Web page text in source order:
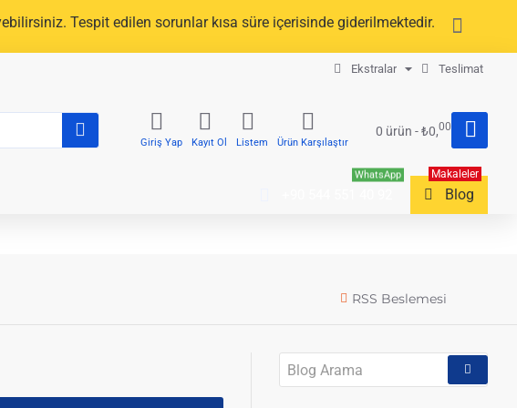
Tespit edilen sorunlar kısa süre içerisinde giderilmektedir.
Ekstralar Teslimat
Giriş Yap Kayıt Ol Listem Ürün Karşılaştır
0 ürün - ₺0,00
WhatsApp
Blog
Makaleler
RSS Beslemesi